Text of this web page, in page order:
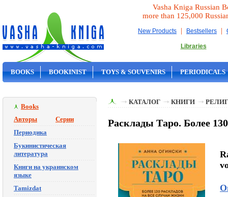
Vasha Kniga Russian
more than 125,000
New Products | Bestsellers |
Libraries
BOOKS BOOKINIST TOYS & SOUVENIRS PERIODICALS
Books
Авторы
Серии
Периодика
Букинистическая
литература
Книги на украинском
языке
Tamizdat
КАТАЛОГ КНИГИ
Расклады Таро. Более